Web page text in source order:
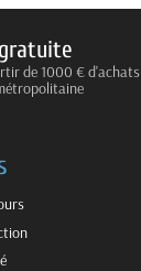
de 1000 € d'achats